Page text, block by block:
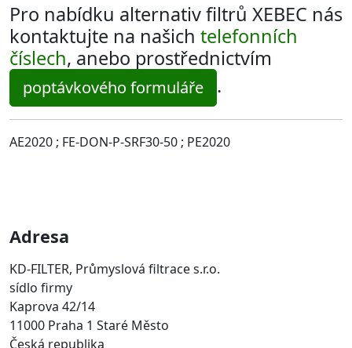
Pro nabídku alternativ filtrů XEBEC nás
kontaktujte na našich telefonních
číslech, anebo prostřednictvím
poptávkového formuláře .
AE2020 ; FE-DON-P-SRF30-50 ; PE2020
Adresa
KD-FILTER, Průmyslová filtrace s.r.o.
sídlo firmy
Kaprova 42/14
11000 Praha 1 Staré Město
Česká republika